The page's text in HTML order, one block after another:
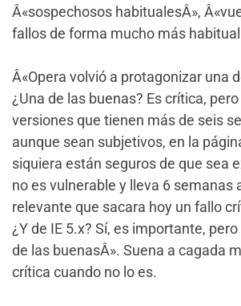
Â«sospechosos habitualesÂ»,
fallos de forma mucho más
Â«Opera volvió a protagonizar una
¿Una de las buenas? Es crítica,
versiones que tienen más de seis
aunque sean subjetivos, en la
siquiera están seguros de que sea
no es vulnerable y lleva 6 semanas
relevante que sacara hoy un fallo
¿Y de IE 5.x? Sí, es importante,
de las buenasÂ». Suena a cagada
crítica cuando no lo es.